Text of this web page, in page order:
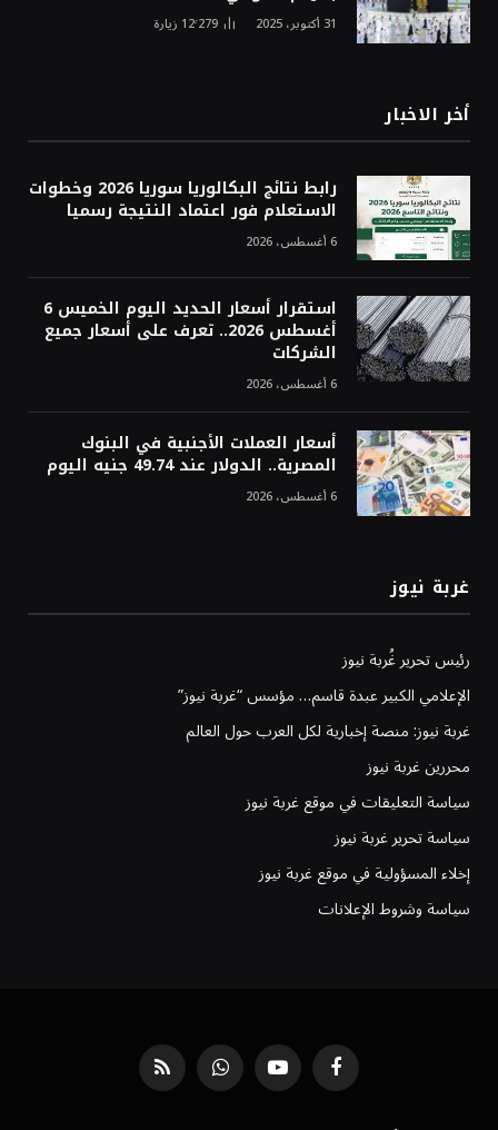
31 أكتوبر، 2025 12٬279 زيارة
أخر الاخبار
رابط نتائج البكالوريا سوريا 2026 وخطوات
الاستعلام فور اعتماد النتيجة رسميا
6 أغسطس، 2026
استقرار أسعار الحديد اليوم الخميس 6
أغسطس 2026.. تعرف على أسعار جميع
الشركات
6 أغسطس، 2026
أسعار العملات الأجنبية في البنوك
المصرية.. الدولار عند 49.74 جنيه اليوم
6 أغسطس، 2026
غربة نيوز
رئيس تحرير غُربة نيوز
الإعلامي الكبير عبدة قاسم… مؤسس “غربة نيوز”
غربة نيوز: منصة إخبارية لكل العرب حول العالم
محررين غربة نيوز
سياسة التعليقات في موقع غربة نيوز
سياسة تحرير غربة نيوز
إخلاء المسؤولية في موقع غربة نيوز
سياسة وشروط الإعلانات
فيسبوك يوتيوب واتساب RSS